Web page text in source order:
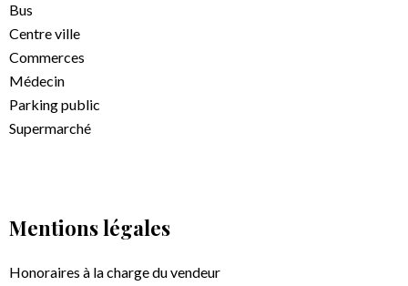
Bus
Centre ville
Commerces
Médecin
Parking public
Supermarché
Mentions légales
Honoraires à la charge du vendeur